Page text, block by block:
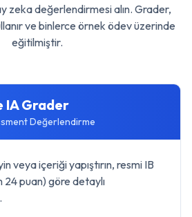
zeka değerlendirmesi alın. Grader,
ve binlerce örnek ödev üzerinde
eğitilmiştir.
IA Grader
Değerlendirme
veya içeriği yapıştırın, resmi IB
puan) göre detaylı